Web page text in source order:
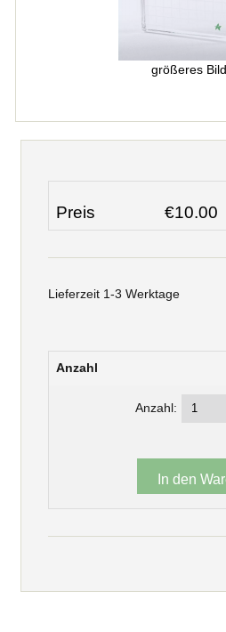
größeres Bild
Preis €10.00
Lieferzeit 1-3 Werktage
Anzahl
Anzahl: